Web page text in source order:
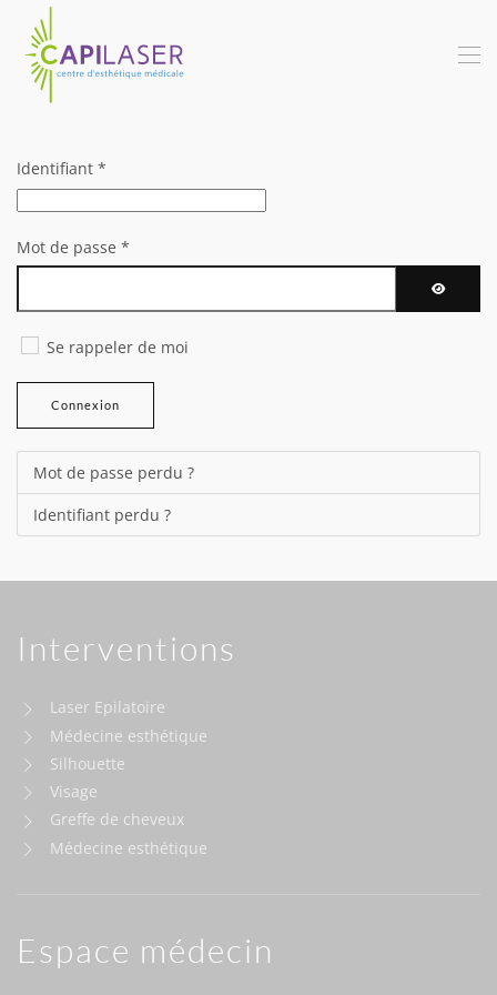
Skip
main
Identifiant *
Mot de passe *
Se rappeler de moi
Connexion
Mot de passe perdu ?
Identifiant perdu ?
Interventions
Laser Epilatoire
Médecine esthétique
Silhouette
Visage
Greffe de cheveux
Médecine esthétique
Espace médecin